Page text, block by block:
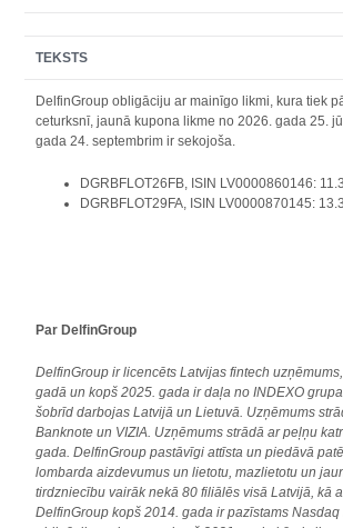
TEKSTS
DelfinGroup obligāciju ar mainīgo likmi, kura tiek
ceturksnī, jaunā kupona likme no 2026. gada 25.
gada 24. septembrim ir sekojoša.
DGRBFLOT26FB, ISIN LV0000860146:
DGRBFLOT29FA, ISIN LV0000870145:
Par DelfinGroup
DelfinGroup ir licencēts Latvijas fintech
gadā un kopš 2025. gada ir daļa no INDEXO
šobrīd darbojas Latvijā un Lietuvā. Uzņēmums
Banknote un VIZIA. Uzņēmums strādā ar peļņu
gada. DelfinGroup pastāvīgi attīsta un piedāvā
lombarda aizdevumus un lietotu, mazlietotu un
tirdzniecību vairāk nekā 80 filiālēs visā Latvijā, kā
DelfinGroup kopš 2014. gada ir pazīstams